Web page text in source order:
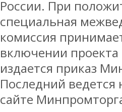
России. При
специальная
комиссия
включении
издается приказ
Последний
сайте